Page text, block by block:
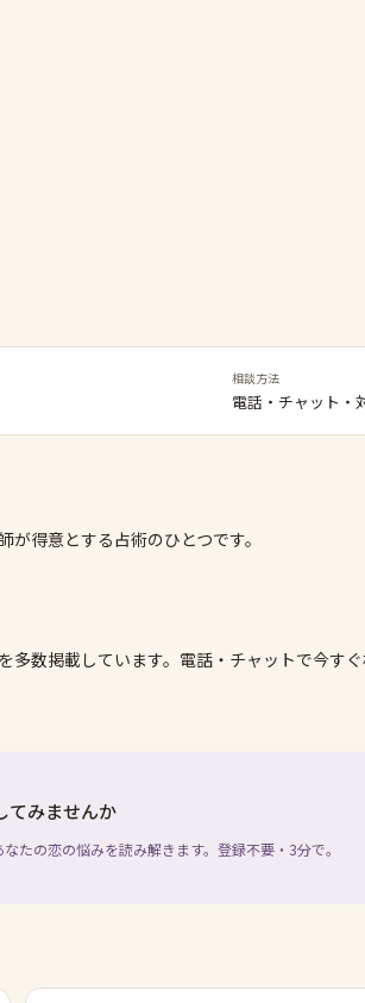
相談方法
電話・チャット・
得意とする占術のひとつです。
多数掲載しています。電話・チャットで今す
てみませんか
たの恋の悩みを読み解きます。登録不要・3分で。